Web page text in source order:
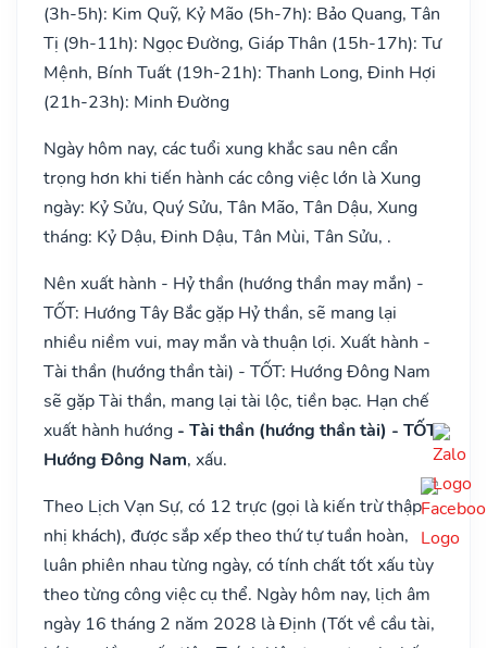
(3h-5h): Kim Quỹ, Kỷ Mão (5h-7h): Bảo Quang, Tân
Tị (9h-11h): Ngọc Đường, Giáp Thân (15h-17h): Tư
Mệnh, Bính Tuất (19h-21h): Thanh Long, Đinh Hợi
(21h-23h): Minh Đường
Ngày hôm nay, các tuổi xung khắc sau nên cẩn
trọng hơn khi tiến hành các công việc lớn là Xung
ngày: Kỷ Sửu, Quý Sửu, Tân Mão, Tân Dậu, Xung
tháng: Kỷ Dậu, Đinh Dậu, Tân Mùi, Tân Sửu, .
Nên xuất hành - Hỷ thần (hướng thần may mắn) -
TỐT: Hướng Tây Bắc gặp Hỷ thần, sẽ mang lại
nhiều niềm vui, may mắn và thuận lợi. Xuất hành -
Tài thần (hướng thần tài) - TỐT: Hướng Đông Nam
sẽ gặp Tài thần, mang lại tài lộc, tiền bạc. Hạn chế
xuất hành hướng - Tài thần (hướng thần tài) - TỐT:
Hướng Đông Nam, xấu.
Theo Lịch Vạn Sự, có 12 trực (gọi là kiến trừ thập
nhị khách), được sắp xếp theo thứ tự tuần hoàn,
luân phiên nhau từng ngày, có tính chất tốt xấu tùy
theo từng công việc cụ thể. Ngày hôm nay, lịch âm
ngày 16 tháng 2 năm 2028 là Định (Tốt về cầu tài,